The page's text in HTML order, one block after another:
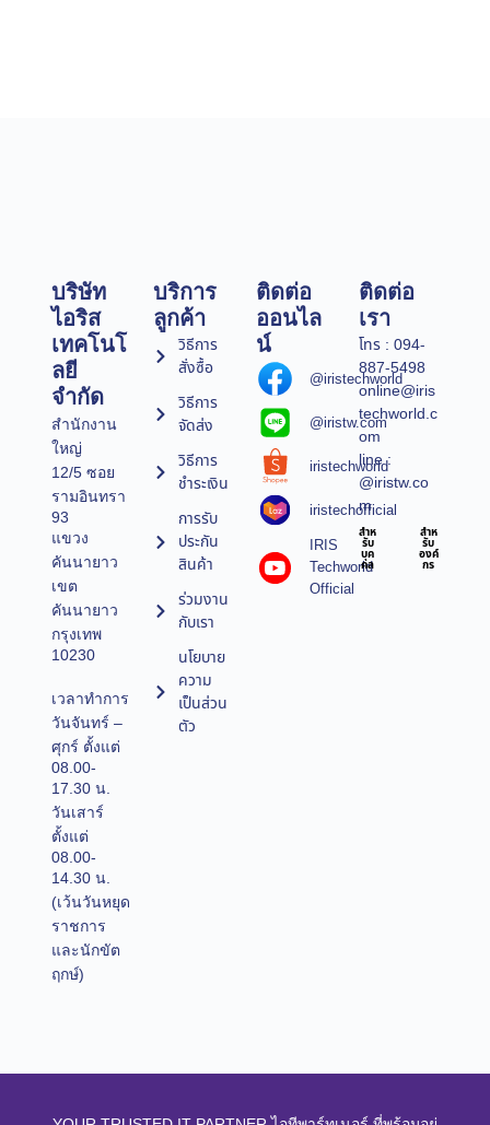
บริษัท
ไอริส
เทคโนโ
ลยี
จำกัด
สำนักงาน
ใหญ่
12/5 ซอย
รามอินทรา
93
แขวง
คันนายาว
เขต
คันนายาว
กรุงเทพ
10230
เวลาทำการ
วันจันทร์ –
ศุกร์ ตั้งแต่
08.00-
17.30 น.
วันเสาร์
ตั้งแต่
08.00-
14.30 น.
(เว้นวันหยุด
ราชการ
และนักขัต
ฤกษ์)
บริการ
ลูกค้า
วิธีการ
สั่งซื้อ
วิธีการ
จัดส่ง
วิธีการ
ชำระเงิน
การรับ
ประกัน
สินค้า
ร่วมงาน
กับเรา
นโยบาย
ความ
เป็นส่วน
ตัว
ติดต่อ
ออนไล
น์
@iristechworld
@iristw.com
iristechworld
iristechofficial
IRIS
Techworld
Official
ติดต่อ
เรา
โทร : 094-
887-5498
online@iris
techworld.c
om
line :
@iristw.co
m
สำห
รับ
บุค
คล
สำห
รับ
องค์
กร